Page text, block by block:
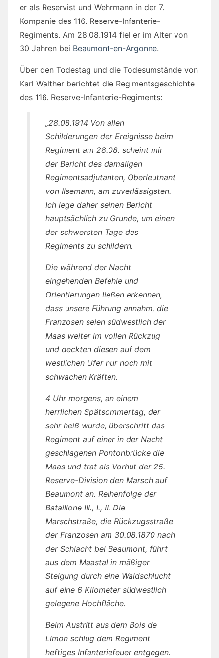
er als Reservist und Wehrmann in der 7.
Kompanie des 116. Reserve-Infanterie-
Regiments. Am 28.08.1914 fiel er im Alter von
30 Jahren bei Beaumont-en-Argonne.
Über den Todestag und die Todesumstände von
Karl Walther berichtet die Regimentsgeschichte
des 116. Reserve-Infanterie-Regiments:
„28.08.1914 Von allen
Schilderungen der Ereignisse beim
Regiment am 28.08. scheint mir
der Bericht des damaligen
Regimentsadjutanten, Oberleutnant
von Ilsemann, am zuverlässigsten.
Ich lege daher seinen Bericht
hauptsächlich zu Grunde, um einen
der schwersten Tage des
Regiments zu schildern.
Die während der Nacht
eingehenden Befehle und
Orientierungen ließen erkennen,
dass unsere Führung annahm, die
Franzosen seien südwestlich der
Maas weiter im vollen Rückzug
und deckten diesen auf dem
westlichen Ufer nur noch mit
schwachen Kräften.
4 Uhr morgens, an einem
herrlichen Spätsommertag, der
sehr heiß wurde, überschritt das
Regiment auf einer in der Nacht
geschlagenen Pontonbrücke die
Maas und trat als Vorhut der 25.
Reserve-Division den Marsch auf
Beaumont an. Reihenfolge der
Bataillone III., I., II. Die
Marschstraße, die Rückzugsstraße
der Franzosen am 30.08.1870 nach
der Schlacht bei Beaumont, führt
aus dem Maastal in mäßiger
Steigung durch eine Waldschlucht
auf eine 6 Kilometer südwestlich
gelegene Hochfläche.
Beim Austritt aus dem Bois de
Limon schlug dem Regiment
heftiges Infanteriefeuer entgegen.